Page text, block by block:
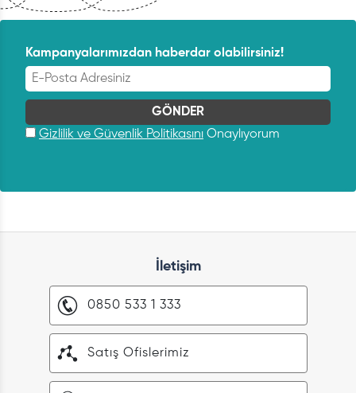
Kampanyalarımızdan haberdar olabilirsiniz!
Gizlilik ve Güvenlik Politikasını Onaylıyorum
İletişim
0850 533 1 333
Satış Ofislerimiz